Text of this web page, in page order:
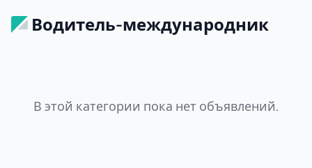
Водитель-международник
В этой категории пока нет объявлений.